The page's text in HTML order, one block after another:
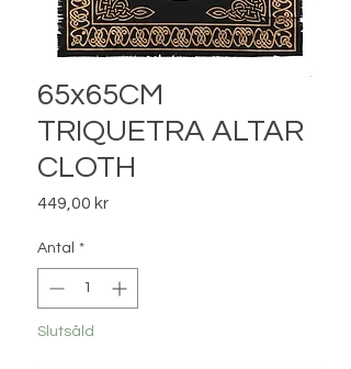
65x65CM
TRIQUETRA ALTAR
CLOTH
449,00 krPris
Antal *
Slutsåld